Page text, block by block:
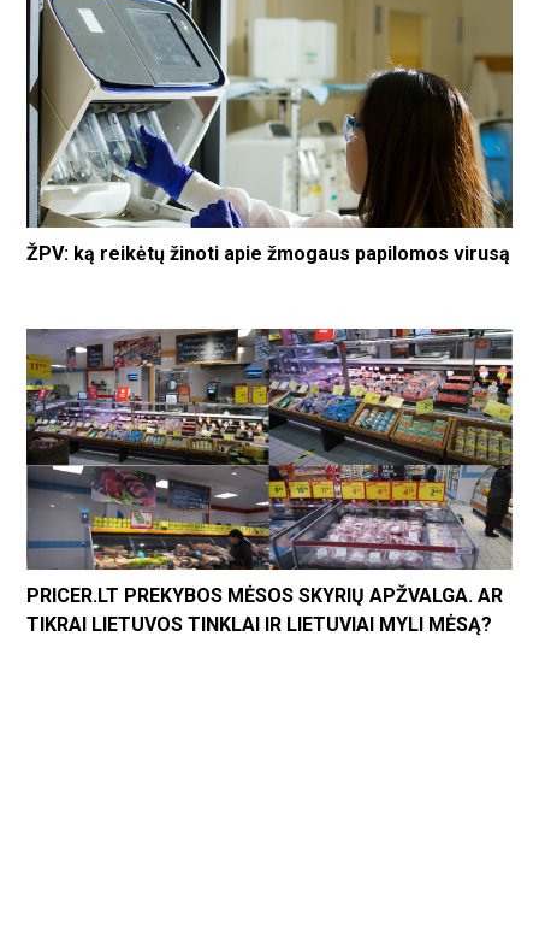
ŽPV: ką reikėtų žinoti apie žmogaus papilomos virusą
PRICER.LT PREKYBOS MĖSOS SKYRIŲ APŽVALGA. AR
TIKRAI LIETUVOS TINKLAI IR LIETUVIAI MYLI MĖSĄ?